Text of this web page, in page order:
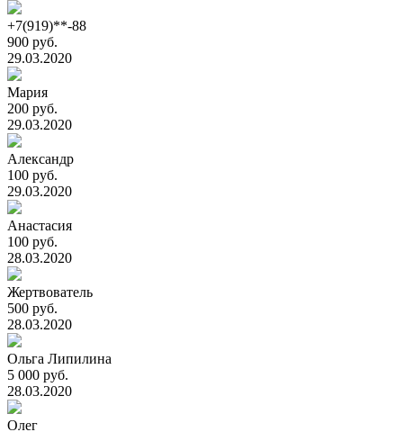
+7(919)**-88
900 руб.
29.03.2020
Мария
200 руб.
29.03.2020
Александр
100 руб.
29.03.2020
Анастасия
100 руб.
28.03.2020
Жертвователь
500 руб.
28.03.2020
Ольга Липилина
5 000 руб.
28.03.2020
Олег